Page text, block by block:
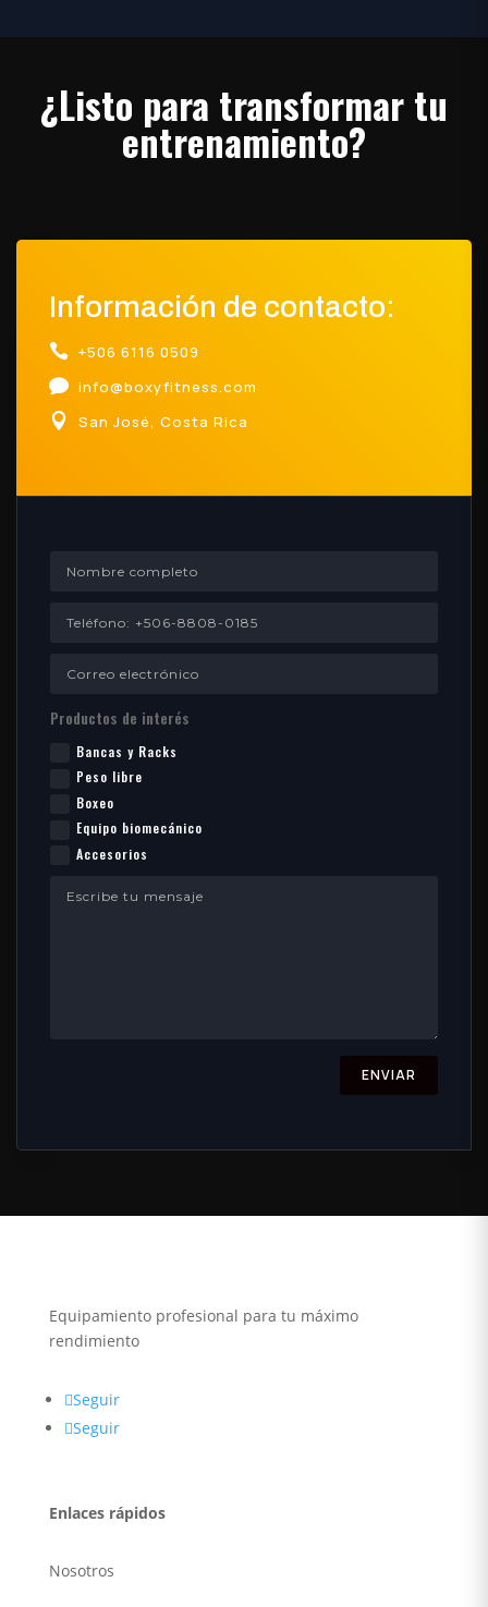
¿Listo para transformar tu
entrenamiento?
Información de contacto:
 +506 6116 0509
 info@boxyfitness.com

San José, Costa Rica
Productos de interés
Bancas y Racks
Peso libre
Boxeo
Equipo biomecánico
Accesorios
ENVIAR
Equipamiento profesional para tu máximo
rendimiento
Seguir
Seguir
Enlaces rápidos
Nosotros